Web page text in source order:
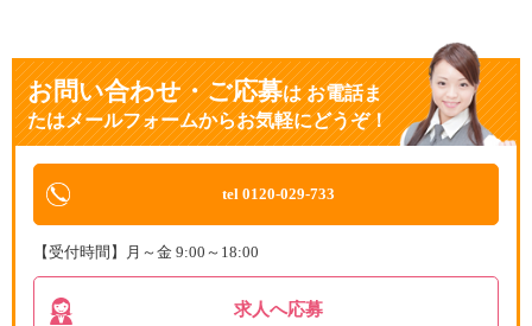
お問い合わせ・ご応募はお電話ま
たはメールフォームからお気軽にどうぞ！
tel 0120-029-733
【受付時間】月～金 9:00～18:00
求人へ応募